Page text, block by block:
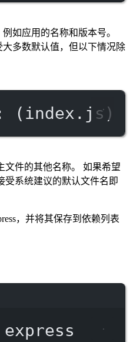
如应用的名称和版本号。
多数默认值，但以下情况除
(index.js)
文件的其他名称。 如果希望
受系统建议的默认文件名即
，并将其保存到依赖列表
express